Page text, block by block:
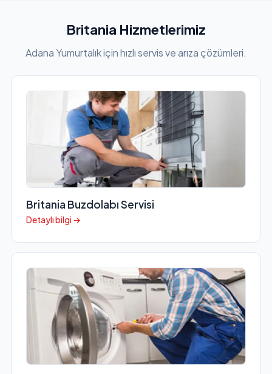
Britania Hizmetlerimiz
Adana Yumurtalık için hızlı servis ve arıza çözümleri.
Britania Buzdolabı Servisi
Detaylı bilgi →